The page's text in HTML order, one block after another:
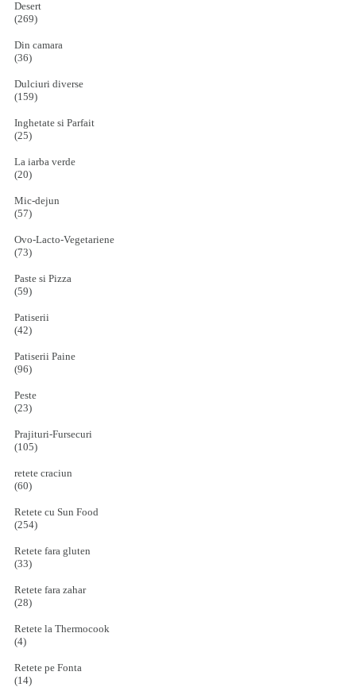
Desert
(269)
Din camara
(36)
Dulciuri diverse
(159)
Inghetate si Parfait
(25)
La iarba verde
(20)
Mic-dejun
(57)
Ovo-Lacto-Vegetariene
(73)
Paste si Pizza
(59)
Patiserii
(42)
Patiserii Paine
(96)
Peste
(23)
Prajituri-Fursecuri
(105)
retete craciun
(60)
Retete cu Sun Food
(254)
Retete fara gluten
(33)
Retete fara zahar
(28)
Retete la Thermocook
(4)
Retete pe Fonta
(14)